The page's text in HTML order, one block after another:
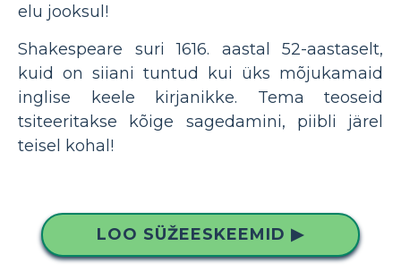
elu jooksul!
Shakespeare suri 1616. aastal 52-aastaselt,
kuid on siiani tuntud kui üks mõjukamaid
inglise keele kirjanikke. Tema teoseid
tsiteeritakse kõige sagedamini, piibli järel
teisel kohal!
LOO SÜŽEESKEEMID ▶